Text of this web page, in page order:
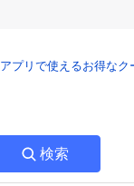
プリで使えるお得なク
検索